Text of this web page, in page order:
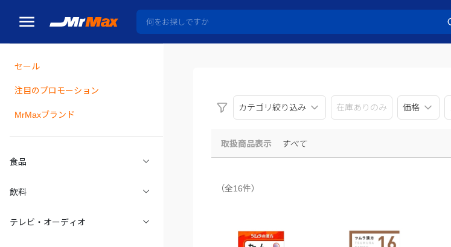
セール
注目のプロモーション
MrMaxブランド
食品
飲料
テレビ・オーディオ
カテゴリ絞り込み
在庫ありのみ 価格
取扱商品表示 すべて
（全16件）